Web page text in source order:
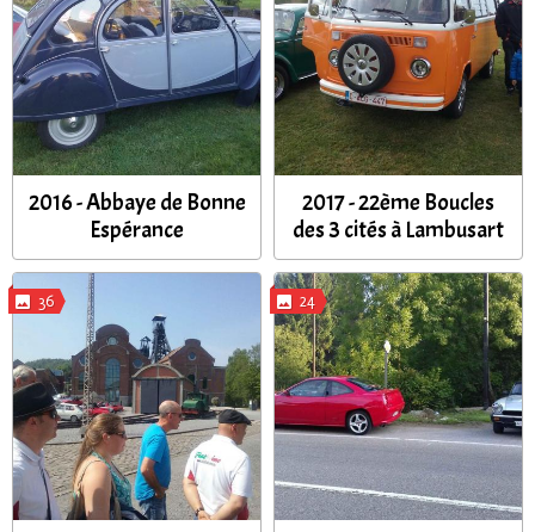
2016 - Abbaye de Bonne
Espérance
2017 - 22ème Boucles
des 3 cités à Lambusart
36 24